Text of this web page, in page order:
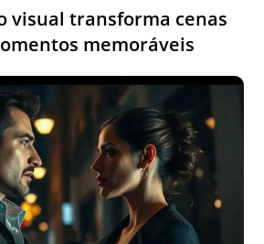
visual transforma cenas
memoráveis